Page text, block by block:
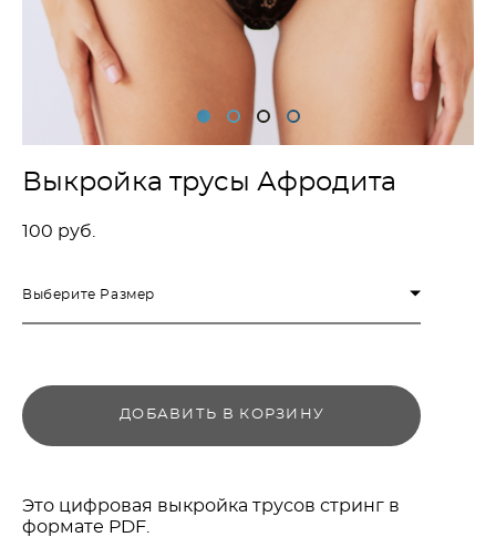
Выкройка трусы Афродита
100 pуб.
Выберите Размер
ДОБАВИТЬ В КОРЗИНУ
Это цифровая выкройка трусов стринг в
формате PDF.